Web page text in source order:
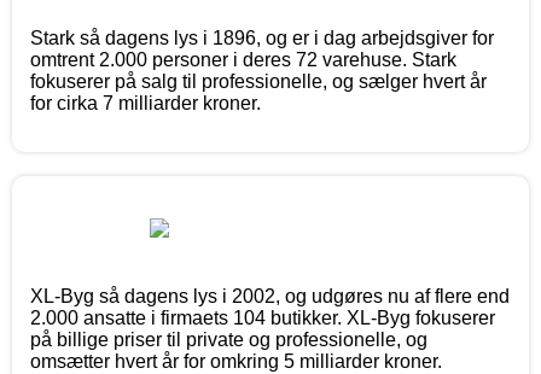
Stark så dagens lys i 1896, og er i dag arbejdsgiver for
omtrent 2.000 personer i deres 72 varehuse. Stark
fokuserer på salg til professionelle, og sælger hvert år
for cirka 7 milliarder kroner.
XL-Byg så dagens lys i 2002, og udgøres nu af flere end
2.000 ansatte i firmaets 104 butikker. XL-Byg fokuserer
på billige priser til private og professionelle, og
omsætter hvert år for omkring 5 milliarder kroner.